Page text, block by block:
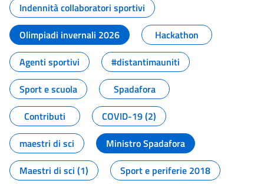
Indennità collaboratori sportivi
Olimpiadi invernali 2026
Hackathon
Agenti sportivi
#distantimauniti
Sport e scuola
Spadafora
Contributi
COVID-19 (2)
maestri di sci
Ministro Spadafora
Maestri di sci (1)
Sport e periferie 2018